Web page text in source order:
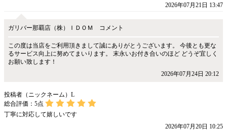
2026年07月21日 13:47
ガリバー那覇店（株）ＩＤＯＭ コメント
この度は当店をご利用頂きまして誠にありがとうございます。 今後とも更な
るサービス向上に努めてまいります。 末永いお付き合いのほど どうぞ宜しく
お願い致します！
2026年07月24日 20:12
投稿者（ニックネーム）L
総合評価： 5点
丁寧に対応して嬉しいです
2026年07月20日 10:25